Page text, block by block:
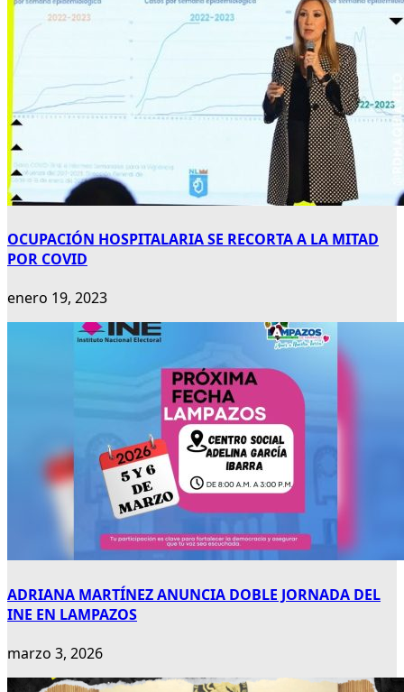
OCUPACIÓN HOSPITALARIA SE RECORTA A LA MITAD
POR COVID
enero 19, 2023
ADRIANA MARTÍNEZ ANUNCIA DOBLE JORNADA DEL
INE EN LAMPAZOS
marzo 3, 2026